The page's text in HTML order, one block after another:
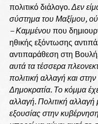
πολιτικό διάλογο.Δεν
σύστημα του Μαξίμου,
– Καμμένουπου
ηθικής εξόντωσης
αντιπαράθεση στη
αυτά τα τέσσερα
πολιτική αλλαγή και
Δημοκρατία. Το κόμμα
αλλαγή.Πολιτική
εξουσίας στην